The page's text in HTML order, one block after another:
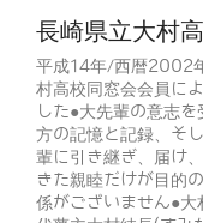
長崎県立大村
平成14年/西暦2002
村高校同窓会会員に
した●大先輩の意志
方の記憶と記録、そ
輩に引き継ぎ、届け
きた親睦だけが目的
係がございません●